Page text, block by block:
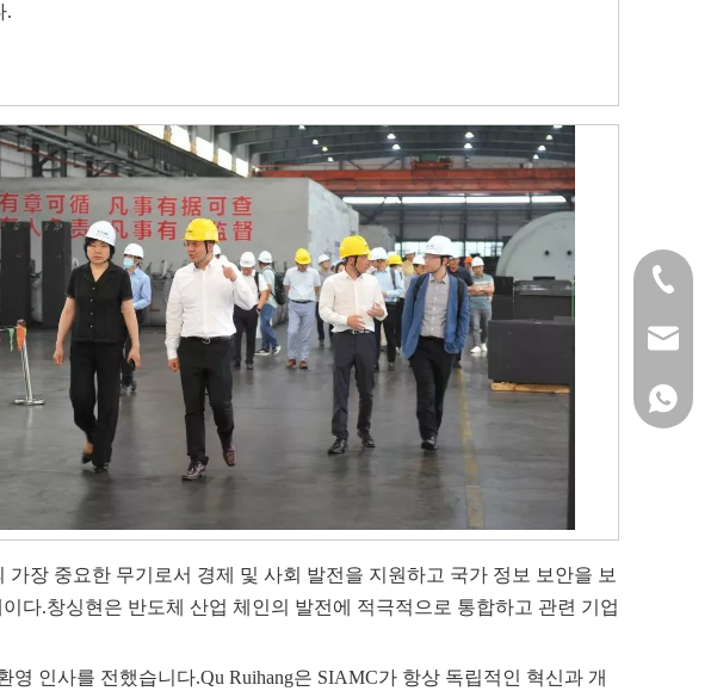
.
장 중요한 무기로서 경제 및 사회 발전을 지원하고 국가 정보 보안을 보
다.창싱현은 반도체 산업 체인의 발전에 적극적으로 통합하고 관련 기업
인사를 전했습니다.Qu Ruihang은 SIAMC가 항상 독립적인 혁신과 개
0572-